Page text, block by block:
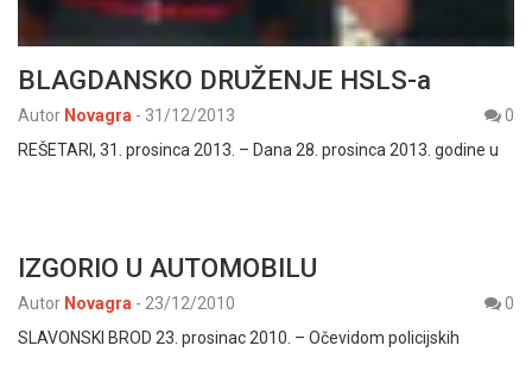
BLAGDANSKO DRUŽENJE HSLS-a
Autor Novagra - 31/12/2013
0
REŠETARI, 31. prosinca 2013. – Dana 28. prosinca 2013. godine u
IZGORIO U AUTOMOBILU
Autor Novagra - 23/12/2010
0
SLAVONSKI BROD 23. prosinac 2010. – Očevidom policijskih